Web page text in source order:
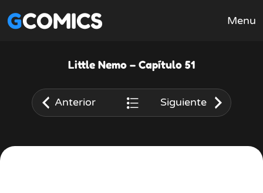
GCOMICS Menu
Little Nemo – Capítulo 51
Anterior Siguiente